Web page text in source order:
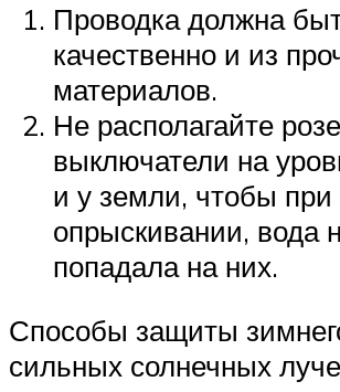
Проводка должна
качественно и из
материалов.
Не располагайте
выключатели на
и у земли, чтобы при
опрыскивании, вода
попадала на них.
Способы защиты
сильных солнечных